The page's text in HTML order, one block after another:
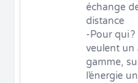
échange
distance
-Pour qui
veulent un
gamme,
l’énergie